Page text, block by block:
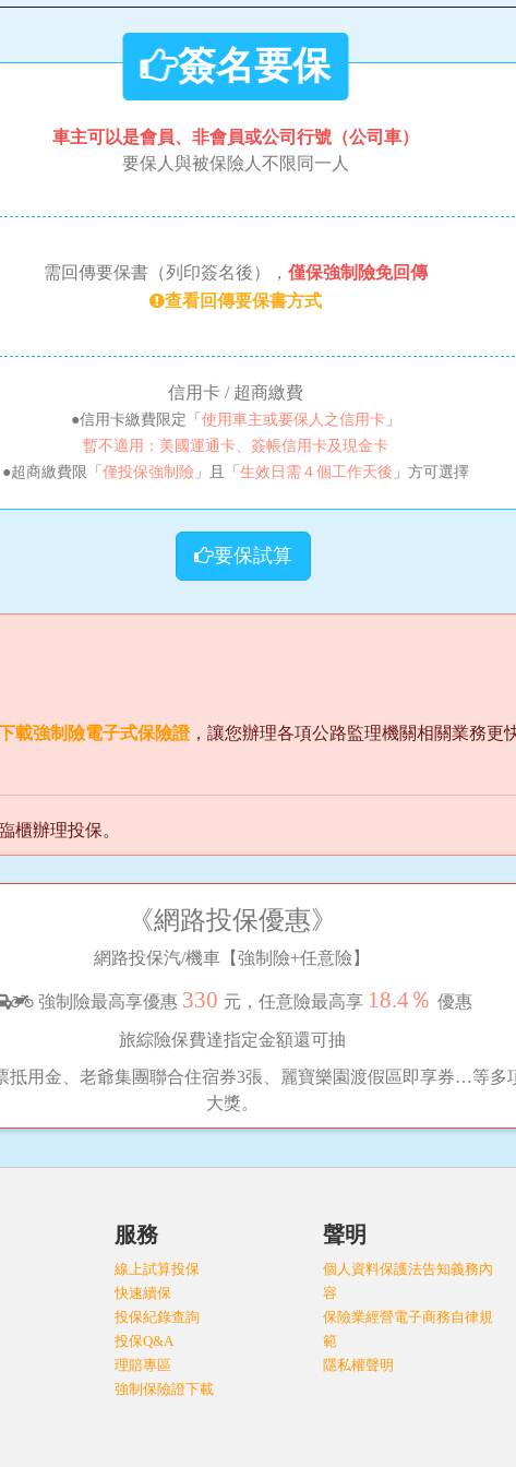
簽名要保
車主可以是會員、非會員或公司行號（公司車）
要保人與被保險人不限同一人
需回傳要保書（列印簽名後）， 僅保強制險免回傳
查看回傳要保書方式
信用卡 / 超商繳費
●信用卡繳費限定「 使用車主或要保人之信用卡」
暫不適用：美國運通卡、簽帳信用卡及現金卡
●超商繳費限「 僅投保強制險 」且「 生效日需４個工作天後 」方可選擇
要保試算
載強制險電子式保險證，讓您辦理各項公路監理機關相關業務更
櫃辦理投保。
《網路投保優惠》
網路投保汽/機車【強制險+任意險】
強制險最高享優惠 330 元，任意險最高享 18.4％ 優惠
旅綜險保費達指定金額還可抽
抵用金、老爺集團聯合住宿券3張、麗寶樂園渡假區即享券…等多
大獎。
服務
線上試算投保
快速續保
投保紀錄查詢
投保Q&A
理賠專區
強制保險證下載
聲明
個人資料保護法告知義務內
容
保險業經營電子商務自律規
範
隱私權聲明